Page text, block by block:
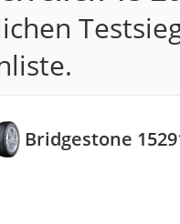
Bridgestone